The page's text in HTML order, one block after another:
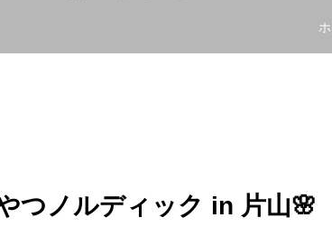
吹田市スポーツ施設予約シス
つノルディック in 片山🌸